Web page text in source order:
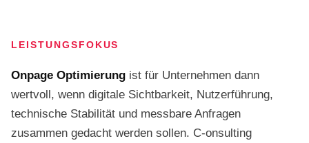
LEISTUNGSFOKUS
Onpage Optimierung ist für Unternehmen dann
wertvoll, wenn digitale Sichtbarkeit, Nutzerführung,
technische Stabilität und messbare Anfragen
zusammen gedacht werden sollen. C-onsulting